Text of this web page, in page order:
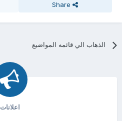
Share
الذهاب الي قائمه المواضيع
اعلانات